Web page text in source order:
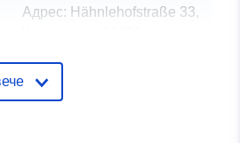
Адрес: Hähnlehofstraße 33,
URL адрес:
https://www.gisgeometer.de/